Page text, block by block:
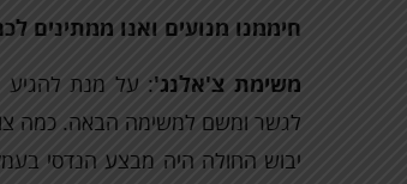
חיממנו מנועים ואנו ממתינים
משימת צ'אלנג': על מנת להגיע
לגשר ומשם למשימה הבאה. כמה